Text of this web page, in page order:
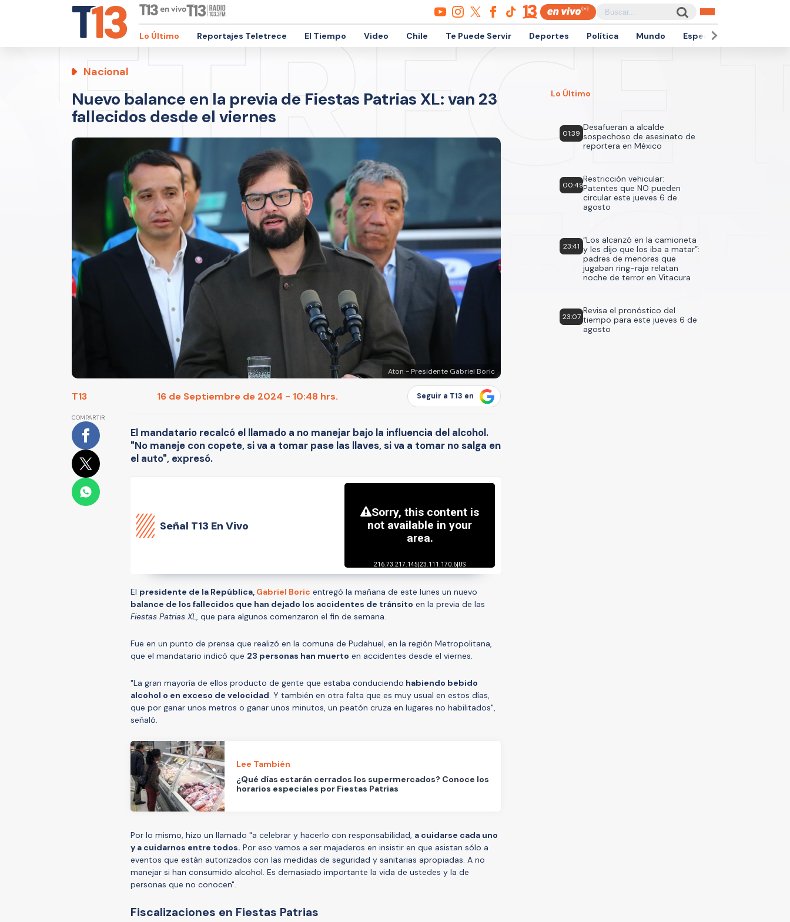
Lo Último Reportajes Teletrece El Tiempo Video Chile Te Puede Servir Deportes Política Mundo Espectáculos
Nacional
Nuevo balance en la previa de Fiestas Patrias XL: van 23
fallecidos desde el viernes
Aton - Presidente Gabriel Boric
T13 16 de Septiembre de 2024 - 10:48 hrs. Seguir a T13 en
COMPARTIR
El mandatario recalcó el llamado a no manejar bajo la influencia del alcohol.
"No maneje con copete, si va a tomar pase las llaves, si va a tomar no salga en
el auto", expresó.
Señal T13 En Vivo
El presidente de la República, Gabriel Boric entregó la mañana de este lunes un nuevo
balance de los fallecidos que han dejado los accidentes de tránsito en la previa de las
Fiestas Patrias XL, que para algunos comenzaron el fin de semana.
Fue en un punto de prensa que realizó en la comuna de Pudahuel, en la región Metropolitana,
que el mandatario indicó que 23 personas han muerto en accidentes desde el viernes.
"La gran mayoría de ellos producto de gente que estaba conduciendo habiendo bebido
alcohol o en exceso de velocidad. Y también en otra falta que es muy usual en estos días,
que por ganar unos metros o ganar unos minutos, un peatón cruza en lugares no habilitados",
señaló.
Lee También
¿Qué días estarán cerrados los supermercados? Conoce los
horarios especiales por Fiestas Patrias
Por lo mismo, hizo un llamado "a celebrar y hacerlo con responsabilidad, a cuidarse cada uno
y a cuidarnos entre todos. Por eso vamos a ser majaderos en insistir en que asistan sólo a
eventos que están autorizados con las medidas de seguridad y sanitarias apropiadas. A no
manejar si han consumido alcohol. Es demasiado importante la vida de ustedes y la de
personas que no conocen".
Fiscalizaciones en Fiestas Patrias
Lo Último
01:39
Desafueran a alcalde
sospechoso de asesinato de
reportera en México
00:49
Restricción vehicular:
Patentes que NO pueden
circular este jueves 6 de
agosto
23:41
“Los alcanzó en la camioneta
y les dijo que los iba a matar”:
padres de menores que
jugaban ring-raja relatan
noche de terror en Vitacura
23:07
Revisa el pronóstico del
tiempo para este jueves 6 de
agosto